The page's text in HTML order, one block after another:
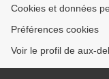
Cookies et données
Préférences cookies
Voir le profil de aux-